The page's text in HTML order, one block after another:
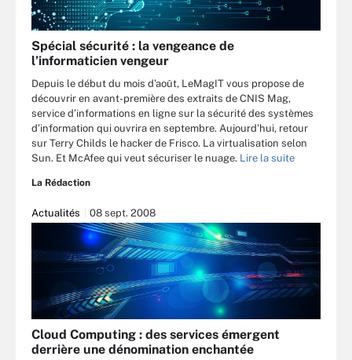
Spécial sécurité : la vengeance de
l’informaticien vengeur
Depuis le début du mois d’août, LeMagIT vous propose de
découvrir en avant-première des extraits de CNIS Mag,
service d’informations en ligne sur la sécurité des systèmes
d’information qui ouvrira en septembre. Aujourd’hui, retour
sur Terry Childs le hacker de Frisco. La virtualisation selon
Sun. Et McAfee qui veut sécuriser le nuage. Lire la suite
La Rédaction
Actualités 08 sept. 2008
Cloud Computing : des services émergent
derrière une dénomination enchantée